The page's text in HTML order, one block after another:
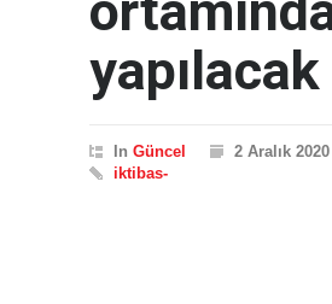
yapılacak
In Güncel
2 Aralık 2020
iktibas-